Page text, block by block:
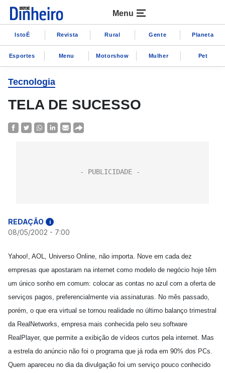
Menu
IstoÉ Revista Rural Gente Planeta
Esportes Menu Motorshow Mulher Pet
Tecnologia
TELA DE SUCESSO
REDAÇÃO i
08/05/2002 - 7:00
Yahoo!, AOL, Universo Online, não importa. Nove em cada dez
empresas que apostaram na internet como modelo de negócio hoje têm
um único sonho em comum: colocar as contas no azul com a oferta de
serviços pagos, preferencialmente via assinaturas. No mês passado,
porém, o que era virtual se tornou realidade no último balanço trimestral
da RealNetworks, empresa mais conhecida pelo seu software
RealPlayer, que permite a exibição de vídeos curtos pela internet. Mas
a estrela do anúncio não foi o programa que já roda em 90% dos PCs.
Quem apareceu no dia da divulgação foi um serviço pouco conhecido